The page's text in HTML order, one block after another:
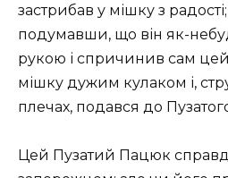
застрибав у мішку з
подумавши, що він як-
рукою і спричинив сам
мішку дужим кулаком і,
плечах, подався до
Цей Пузатий Пацюк